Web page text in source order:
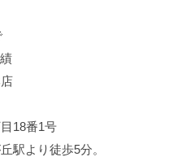
18番1号
駅より徒歩5分。